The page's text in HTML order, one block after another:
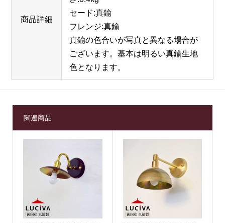
商品詳細
セード:真鍮
フレンジ:真鍮
真鍮の色合いが写真と異なる場合が
ございます。基本は明るい真鍮生地
色となります。
関連商品